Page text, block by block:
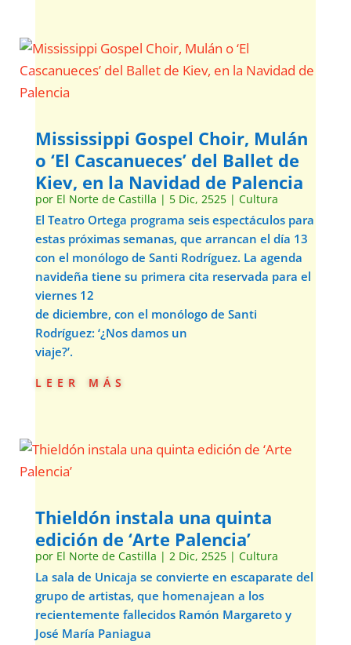
Mississippi Gospel Choir, Mulán
o ‘El Cascanueces’ del Ballet de
Kiev, en la Navidad de Palencia
por El Norte de Castilla | 5 Dic, 2525| Cultura
El Teatro Ortega programa seis espectáculos para
estas próximas semanas, que arrancan el día 13
con el monólogo de Santi Rodríguez. La agenda
navideña tiene su primera cita reservada para el
viernes 12
de diciembre, con el monólogo de Santi
Rodríguez: ‘¿Nos damos un
viaje?’.
leer más
Thieldón instala una quinta
edición de ‘Arte Palencia’
por El Norte de Castilla | 2 Dic, 2525| Cultura
La sala de Unicaja se convierte en escaparate del
grupo de artistas, que homenajean a los
recientemente fallecidos Ramón Margareto y
José María Paniagua